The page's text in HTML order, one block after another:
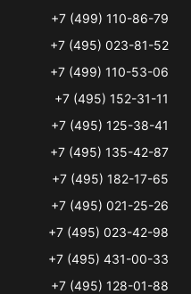
+7 (499) 110-86-79
+7 (495) 023-81-52
+7 (499) 110-53-06
+7 (495) 152-31-11
+7 (495) 125-38-41
+7 (495) 135-42-87
+7 (495) 182-17-65
+7 (495) 021-25-26
+7 (495) 023-42-98
+7 (495) 431-00-33
+7 (495) 128-01-88